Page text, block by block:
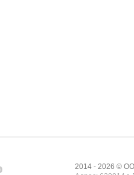
2014 - 2026 ©